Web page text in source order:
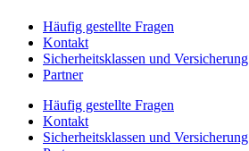
Häufig gestellte Fragen
Kontakt
Sicherheitsklassen und Versicherung
Partner
Häufig gestellte Fragen
Kontakt
Sicherheitsklassen und Versicherung